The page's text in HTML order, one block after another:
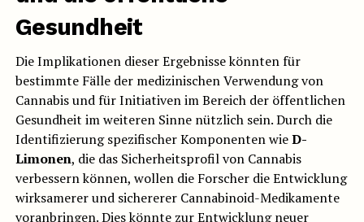
Gesundheit
Die Implikationen dieser Ergebnisse könnten für
bestimmte Fälle der medizinischen Verwendung von
Cannabis und für Initiativen im Bereich der öffentlichen
Gesundheit im weiteren Sinne nützlich sein. Durch die
Identifizierung spezifischer Komponenten wieD-
Limonen, die das Sicherheitsprofil von Cannabis
verbessern können, wollen die Forscher die Entwicklung
wirksamerer und sichererer Cannabinoid-Medikamente
voranbringen. Dies könnte zur Entwicklung neuer